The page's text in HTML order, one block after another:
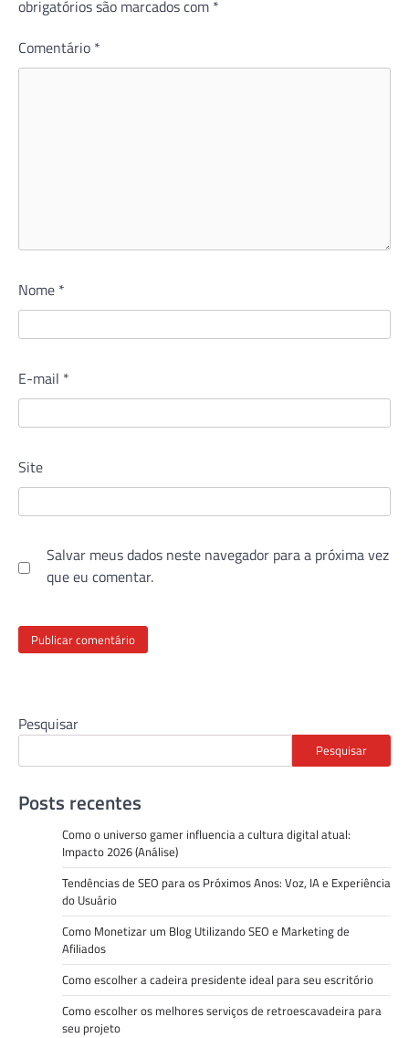
obrigatórios são marcados com *
Comentário *
Nome *
E-mail *
Site
Salvar meus dados neste navegador para a próxima vez
que eu comentar.
Pesquisar
Pesquisar
Posts recentes
Como o universo gamer influencia a cultura digital atual:
Impacto 2026 (Análise)
Tendências de SEO para os Próximos Anos: Voz, IA e Experiência
do Usuário
Como Monetizar um Blog Utilizando SEO e Marketing de
Afiliados
Como escolher a cadeira presidente ideal para seu escritório
Como escolher os melhores serviços de retroescavadeira para
seu projeto